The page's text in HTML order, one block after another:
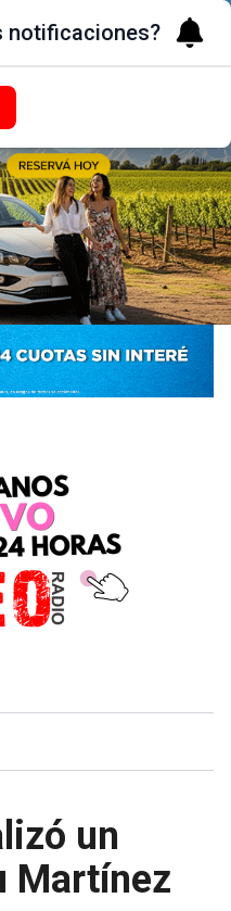
un
Martínez
notificaciones?